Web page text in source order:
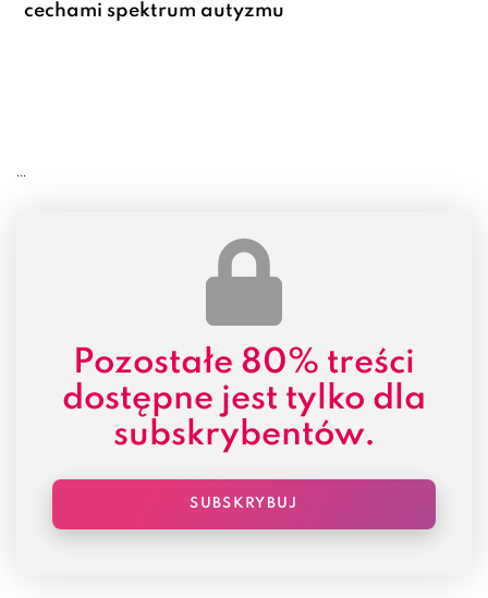
cechami spektrum autyzmu
...
Pozostałe 80% treści
dostępne jest tylko dla
subskrybentów.
SUBSKRYBUJ